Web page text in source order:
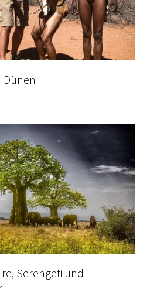
Dünen
Serengeti und